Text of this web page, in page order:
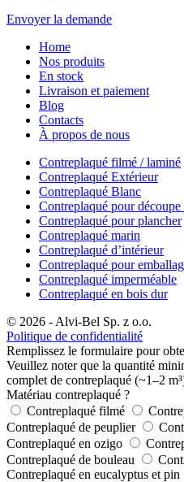
Envoyer la demande
Home
Nos produits
En stock
Livraison et paiement
Blog
Contacts
À propos de nous
Contreplaqué filmé / laminé
Contreplaqué Extérieur
Contreplaqué Blanc
Contreplaqué pour découpe
Contreplaqué pour plancher
Contreplaqué marin
Contreplaqué d’intérieur
Contreplaqué pour
Contreplaqué imperméable
Contreplaqué en bois dur
© 2026 - Alvi-Bel Sp. z o.o.
Politique de confidentialité
Remplissez le formulaire pour
Veuillez noter que la quantité
complet de contreplaqué (~1–2
Matériau contreplaqué ?
Contreplaqué filmé
Contreplaqué de peuplier
Contreplaqué en ozigo
Contreplaqué de bouleau
Contreplaqué en eucalyptus et pin